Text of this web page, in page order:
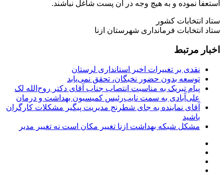
استعفا نموده و به هيچ وجه در آن پست شاغل نباشند.
ستاد انتخابات کشور
ستاد انتخابات فرمانداری شهرستان ازنا
اخبار مرتبط
نقدی بر تغییرات اخیر استانداری لرستان
توسعه بدون حضور نخبگان، تحقق نمی‌یابد
پیام تبریک به مناسبت انتصاب جناب آقای دکتر روح‌الله لک
علی‌آبادی به سمت نایب‌رئیس کمیسیون بهداشت و درمان
آقای نماینده به جای شطرنج مدیریت پیگیر مشکلات کارگران
باشید
مشکل شبکه بهداشت ازنا تغییر مکان است نه تغییر مدیر